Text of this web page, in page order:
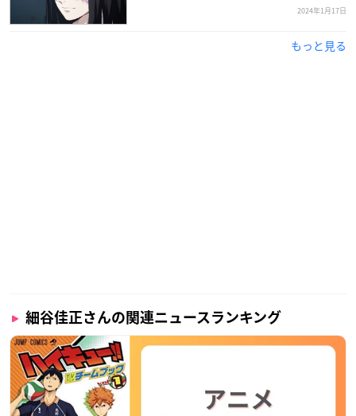
2024年1月17日
もっと見る
細谷佳正さんの関連ニュースランキング